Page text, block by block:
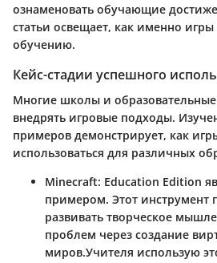
ознаменовать обучающие
статьи освещает, как именно игры
обучению.
Кейс-стадии успешного
Многие школы и
внедрять игровые подходы.
примеров демонстрирует, как
использоваться для различных
Minecraft: Education Edition
примером. Этот инструмент
развивать творческое
проблем через создание
миров.Учителя использую